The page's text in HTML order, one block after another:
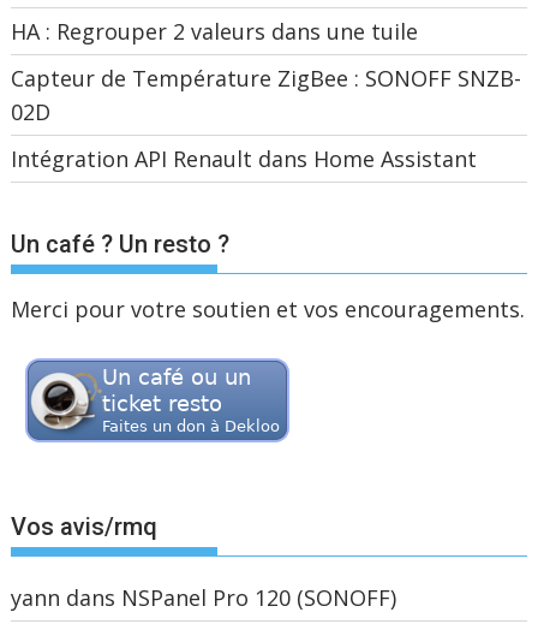
HA : Regrouper 2 valeurs dans une tuile
Capteur de Température ZigBee : SONOFF SNZB-
02D
Intégration API Renault dans Home Assistant
Un café ? Un resto ?
Merci pour votre soutien et vos encouragements.
Vos avis/rmq
yann dans NSPanel Pro 120 (SONOFF)